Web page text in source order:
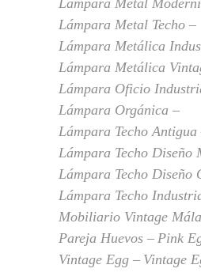
Lámpara Metal
Lámpara Metal Techo
Lámpara Metálica
Lámpara Metálica
Lámpara Oficio
Lámpara Orgánica
Lámpara Techo Antigua
Lámpara Techo Diseño
Lámpara Techo Diseño
Lámpara Techo
Mobiliario Vintage
Pareja Huevos
Pink
Vintage Egg
Vintage